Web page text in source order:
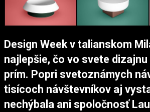
Design Week v talianskom
najlepšie, čo vo svete
prím. Popri svetoznámych
tisícoch návštevníkov aj
nechýbala ani spoločnosť